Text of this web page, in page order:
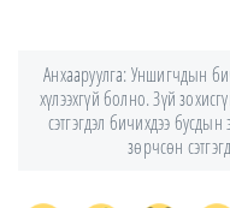
Анхааруулга: Уншигчдын
хүлээхгүй болно. Зүй
сэтгэгдэл бичихдээ
зөрчсөн